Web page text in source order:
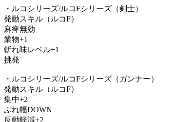
・ルコシリーズ/ルコFシリーズ（剣士）
発動スキル（ルコF）
麻痺無効
業物+1
斬れ味レベル+1
挑発
・ルコシリーズ/ルコFシリーズ（ガンナー）
発動スキル（ルコF）
集中+2
ぶれ幅DOWN
反動軽減+2